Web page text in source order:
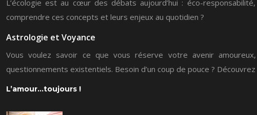
L’écologie est au cœur des débats aujourd’hui : éco-
comprendre ces concepts et leurs enjeux au quotidien ?
Astrologie et Voyance
Vous voulez savoir ce que vous réserve votre avenir
questionnements existentiels. Besoin d’un coup de pouce ?
L’amour…toujours !